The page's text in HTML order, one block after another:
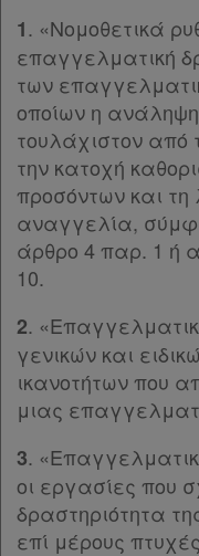
Όροι
χρήσης
Πολιτική
απορρήτου
και
cookies
Απόκτηση
Συνδρομής
Ατομική
συνδρομή
Ομαδικά
Άρθρο 6
παρ.1
παρ.2
Άρθρο 7
παρ.1
παρ.2
παρ.3
παρ.4
παρ.5
παρ.6
παρ.1
παρ.2
παρ.3
παρ.4
παρ.5
παρ.6
παρ.7
παρ.8
Άρθρο 9
1. «Νομοθετικά
επαγγελματική
των
οποίων η
τουλάχιστον από
την κατοχή
προσόντων και τη
αναγγελία,
άρθρο 4 παρ. 1 ή
10.
2.
γενικών και
ικανοτήτων που
μιας
3.
οι εργασίες που
δραστηριότητα
επί μέρους